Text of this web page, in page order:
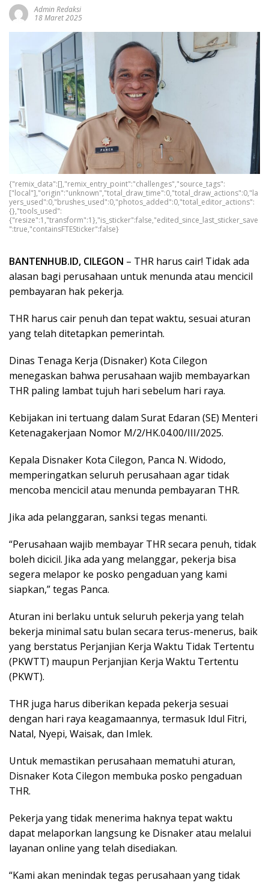
Admin Redaksi
18 Maret 2025
{"remix_data":[],"remix_entry_point":"challenges","source_tags":
["local"],"origin":"unknown","total_draw_time":0,"total_draw_actions":0,"la
yers_used":0,"brushes_used":0,"photos_added":0,"total_editor_actions":
{},"tools_used":
{"resize":1,"transform":1},"is_sticker":false,"edited_since_last_sticker_save
":true,"containsFTESticker":false}
BANTENHUB.ID, CILEGON – THR harus cair! Tidak ada
alasan bagi perusahaan untuk menunda atau mencicil
pembayaran hak pekerja.
THR harus cair penuh dan tepat waktu, sesuai aturan
yang telah ditetapkan pemerintah.
Dinas Tenaga Kerja (Disnaker) Kota Cilegon
menegaskan bahwa perusahaan wajib membayarkan
THR paling lambat tujuh hari sebelum hari raya.
Kebijakan ini tertuang dalam Surat Edaran (SE) Menteri
Ketenagakerjaan Nomor M/2/HK.04.00/III/2025.
Kepala Disnaker Kota Cilegon, Panca N. Widodo,
memperingatkan seluruh perusahaan agar tidak
mencoba mencicil atau menunda pembayaran THR.
Jika ada pelanggaran, sanksi tegas menanti.
“Perusahaan wajib membayar THR secara penuh, tidak
boleh dicicil. Jika ada yang melanggar, pekerja bisa
segera melapor ke posko pengaduan yang kami
siapkan,” tegas Panca.
Aturan ini berlaku untuk seluruh pekerja yang telah
bekerja minimal satu bulan secara terus-menerus, baik
yang berstatus Perjanjian Kerja Waktu Tidak Tertentu
(PKWTT) maupun Perjanjian Kerja Waktu Tertentu
(PKWT).
THR juga harus diberikan kepada pekerja sesuai
dengan hari raya keagamaannya, termasuk Idul Fitri,
Natal, Nyepi, Waisak, dan Imlek.
Untuk memastikan perusahaan mematuhi aturan,
Disnaker Kota Cilegon membuka posko pengaduan
THR.
Pekerja yang tidak menerima haknya tepat waktu
dapat melaporkan langsung ke Disnaker atau melalui
layanan online yang telah disediakan.
“Kami akan menindak tegas perusahaan yang tidak